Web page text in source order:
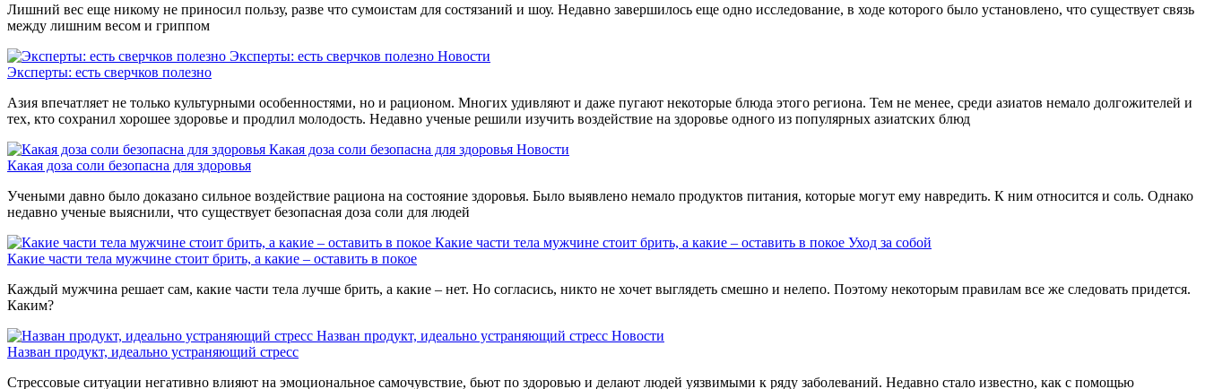
Лишний вес еще никому не приносил пользу, разве что сумоистам для состязаний и шоу. Недавно завершилось еще одно исследование, в ходе которого было установлено, что существует связь
между лишним весом и гриппом
Эксперты: есть сверчков полезно Новости
Эксперты: есть сверчков полезно
Азия впечатляет не только культурными особенностями, но и рационом. Многих удивляют и даже пугают некоторые блюда этого региона. Тем не менее, среди азиатов немало долгожителей и
тех, кто сохранил хорошее здоровье и продлил молодость. Недавно ученые решили изучить воздействие на здоровье одного из популярных азиатских блюд
Какая доза соли безопасна для здоровья Новости
Какая доза соли безопасна для здоровья
Учеными давно было доказано сильное воздействие рациона на состояние здоровья. Было выявлено немало продуктов питания, которые могут ему навредить. К ним относится и соль. Однако
недавно ученые выяснили, что существует безопасная доза соли для людей
Какие части тела мужчине стоит брить, а какие – оставить в покое Уход за собой
Какие части тела мужчине стоит брить, а какие – оставить в покое
Каждый мужчина решает сам, какие части тела лучше брить, а какие – нет. Но согласись, никто не хочет выглядеть смешно и нелепо. Поэтому некоторым правилам все же следовать придется.
Каким?
Назван продукт, идеально устраняющий стресс Новости
Назван продукт, идеально устраняющий стресс
Стрессовые ситуации негативно влияют на эмоциональное самочувствие, бьют по здоровью и делают людей уязвимыми к ряду заболеваний. Недавно стало известно, как с помощью